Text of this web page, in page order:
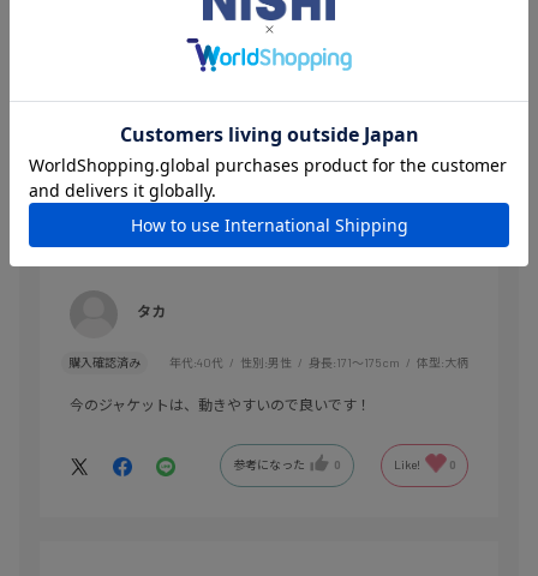
表示：新しい順
2026.7.15
動きやすい
サイズ：Lカラー：03
タカ
購入確認済み 年代:40代 性別:男性 身長:171～175cm 体型:大柄
今のジャケットは、動きやすいので良いです！
参考になった 0 Like! 0